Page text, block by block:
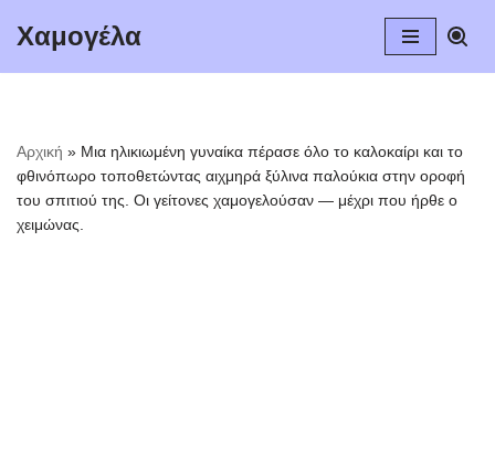
Χαμογέλα
Αρχική » Μια ηλικιωμένη γυναίκα πέρασε όλο το καλοκαίρι και το
φθινόπωρο τοποθετώντας αιχμηρά ξύλινα παλούκια στην οροφή
του σπιτιού της. Οι γείτονες χαμογελούσαν — μέχρι που ήρθε ο
χειμώνας.